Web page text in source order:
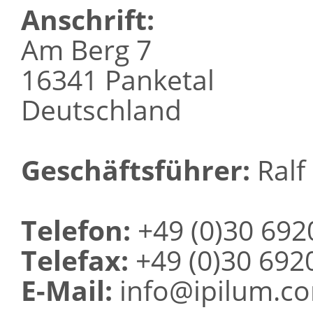
Anschrift:
Am Berg 7
16341 Panketal
Deutschland
Geschäftsführer:
Telefon: +49 (0)30
Telefax: +49 (0)30
E-Mail: